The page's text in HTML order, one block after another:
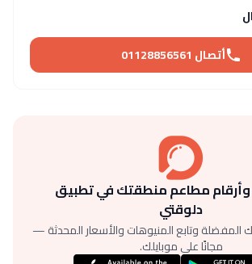
أتصال 01128856561
مطاعم منطقتك في تطبيق
دلوقتي
وتابع المنيوهات والأسعار المحدثة —
مجانًا على موبايلك.